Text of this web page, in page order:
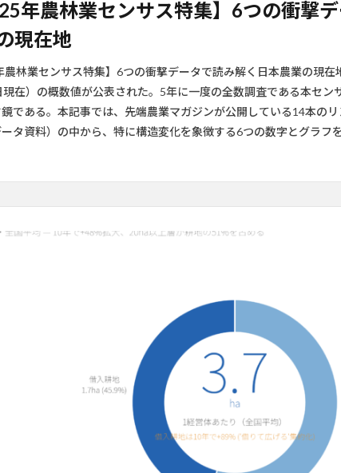
年農林業センサス特集】6つの衝撃
現在地
農林業センサス特集】6つの衝撃データで読み解く日本農業の現
在）の概数値が公表された。5年に一度の全数調査である本セン
である。本記事では、先端農業マガジンが公開している14本の
タ資料）の中から、特に構造変化を象徴する6つの数字とグラフ